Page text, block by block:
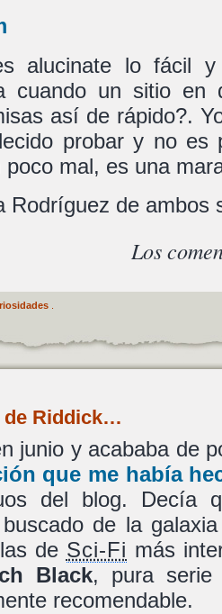
alucinate lo fácil
cuando un sitio en
así de rápido?.
probar y no es
poco mal, es una
Rodríguez de ambos
Los
.
de Riddick…
junio y acababa de
que me había
del blog. Decía
de la
de Sci-Fi más
Black, pura serie
recomendable.